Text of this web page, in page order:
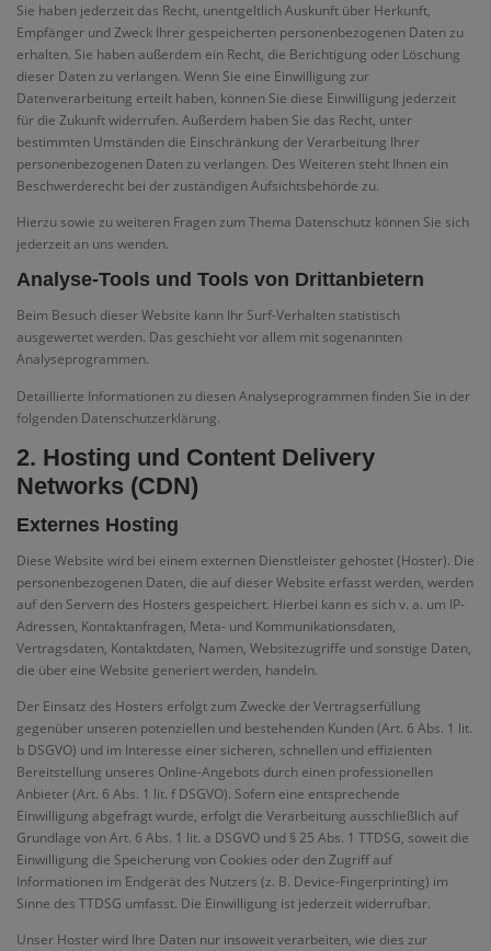
Sie haben jederzeit das Recht, unentgeltlich Auskunft über Herkunft,
Empfänger und Zweck Ihrer gespeicherten personenbezogenen Daten zu
erhalten. Sie haben außerdem ein Recht, die Berichtigung oder Löschung
dieser Daten zu verlangen. Wenn Sie eine Einwilligung zur
Datenverarbeitung erteilt haben, können Sie diese Einwilligung jederzeit
für die Zukunft widerrufen. Außerdem haben Sie das Recht, unter
bestimmten Umständen die Einschränkung der Verarbeitung Ihrer
personenbezogenen Daten zu verlangen. Des Weiteren steht Ihnen ein
Beschwerderecht bei der zuständigen Aufsichtsbehörde zu.
Hierzu sowie zu weiteren Fragen zum Thema Datenschutz können Sie sich
jederzeit an uns wenden.
Analyse-Tools und Tools von Dritt­anbietern
Beim Besuch dieser Website kann Ihr Surf-Verhalten statistisch
ausgewertet werden. Das geschieht vor allem mit sogenannten
Analyseprogrammen.
Detaillierte Informationen zu diesen Analyseprogrammen finden Sie in der
folgenden Datenschutzerklärung.
2. Hosting und Content Delivery
Networks (CDN)
Externes Hosting
Diese Website wird bei einem externen Dienstleister gehostet (Hoster). Die
personenbezogenen Daten, die auf dieser Website erfasst werden, werden
auf den Servern des Hosters gespeichert. Hierbei kann es sich v. a. um IP-
Adressen, Kontaktanfragen, Meta- und Kommunikationsdaten,
Vertragsdaten, Kontaktdaten, Namen, Websitezugriffe und sonstige Daten,
die über eine Website generiert werden, handeln.
Der Einsatz des Hosters erfolgt zum Zwecke der Vertragserfüllung
gegenüber unseren potenziellen und bestehenden Kunden (Art. 6 Abs. 1 lit.
b DSGVO) und im Interesse einer sicheren, schnellen und effizienten
Bereitstellung unseres Online-Angebots durch einen professionellen
Anbieter (Art. 6 Abs. 1 lit. f DSGVO). Sofern eine entsprechende
Einwilligung abgefragt wurde, erfolgt die Verarbeitung ausschließlich auf
Grundlage von Art. 6 Abs. 1 lit. a DSGVO und § 25 Abs. 1 TTDSG, soweit die
Einwilligung die Speicherung von Cookies oder den Zugriff auf
Informationen im Endgerät des Nutzers (z. B. Device-Fingerprinting) im
Sinne des TTDSG umfasst. Die Einwilligung ist jederzeit widerrufbar.
Unser Hoster wird Ihre Daten nur insoweit verarbeiten, wie dies zur